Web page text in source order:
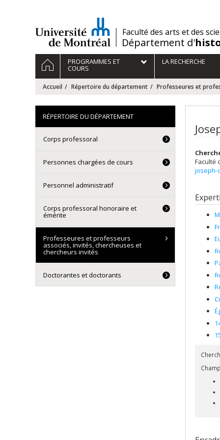
/Faculté des arts et des
Département d'
Navigation
principale
ACCUEILPROGRAMMES ET
COURS
LA RECHERCHE
Accueil Répertoire du département Professeures et
Faculté
joseph-
RÉPERTOIRE DU DÉPARTEMENT
Corps professoral
Personnes chargées de cours
Personnel administratif
Corps professoral honoraire et
émérite
Professeures et professeurs
associés, invités, chercheuses et
chercheurs invités
Doctorantes et doctorants